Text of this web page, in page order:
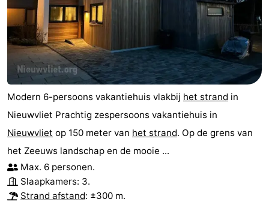
Modern 6-persoons vakantiehuis vlakbij het strand in
Nieuwvliet Prachtig zespersoons vakantiehuis in
Nieuwvliet op 150 meter van het strand. Op de grens van
het Zeeuws landschap en de mooie ...
Max. 6 personen.
Slaapkamers: 3.
Strand afstand: ±300 m.